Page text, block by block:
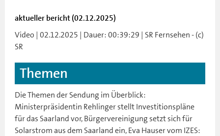
aktueller bericht (02.12.2025)
Video | 02.12.2025 | Dauer: 00:39:29 | SR Fernsehen - (c)
SR
Themen
Die Themen der Sendung im Überblick:
Ministerpräsidentin Rehlinger stellt Investitionspläne
für das Saarland vor, Bürgervereinigung setzt sich für
Solarstrom aus dem Saarland ein, Eva Hauser vom IZES: